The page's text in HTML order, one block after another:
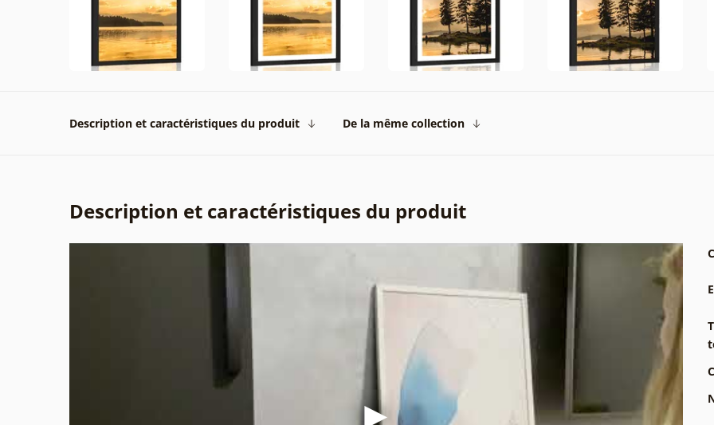
Description et caractéristiques du produit De la même collection
Description et caractéristiques du produit